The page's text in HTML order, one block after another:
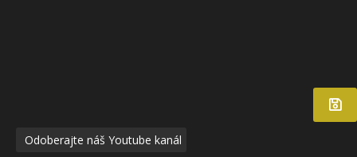
Odoberajte náš Youtube kanál